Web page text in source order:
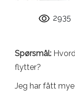
2935
Spørsmål:
flytter?
Jeg har fått